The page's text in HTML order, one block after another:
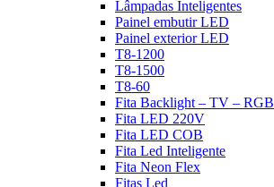
Lâmpadas Inteligentes
Painel embutir LED
Painel exterior LED
T8-1200
T8-1500
T8-60
Fita Backlight – TV – RGB
Fita LED 220V
Fita LED COB
Fita Led Inteligente
Fita Neon Flex
Fitas Led